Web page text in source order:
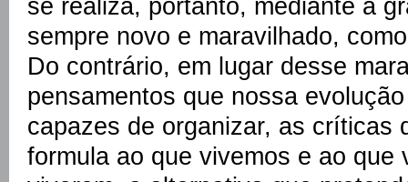
se realiza, portanto, mediante a
sempre novo e maravilhado,
Do contrário, em lugar desse
pensamentos que nossa
capazes de organizar, as críticas
formula ao que vivemos e ao que